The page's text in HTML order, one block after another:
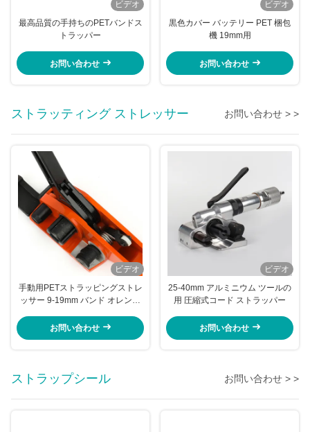
ビデオ
最高品質の手持ちのPETバンドス
トラッパー
お問い合わせ
ビデオ
黒色カバー バッテリー PET 梱包
機 19mm用
お問い合わせ
ストラッティング ストレッサー お問い合わせ > >
ビデオ
手動用PETストラッピングストレ
ッサー 9-19mm バンド オレンジ
お問い合わせ
ビデオ
25-40mm アルミニウム ツールの
用 圧縮式コード ストラッパー
お問い合わせ
ストラップシール お問い合わせ > >